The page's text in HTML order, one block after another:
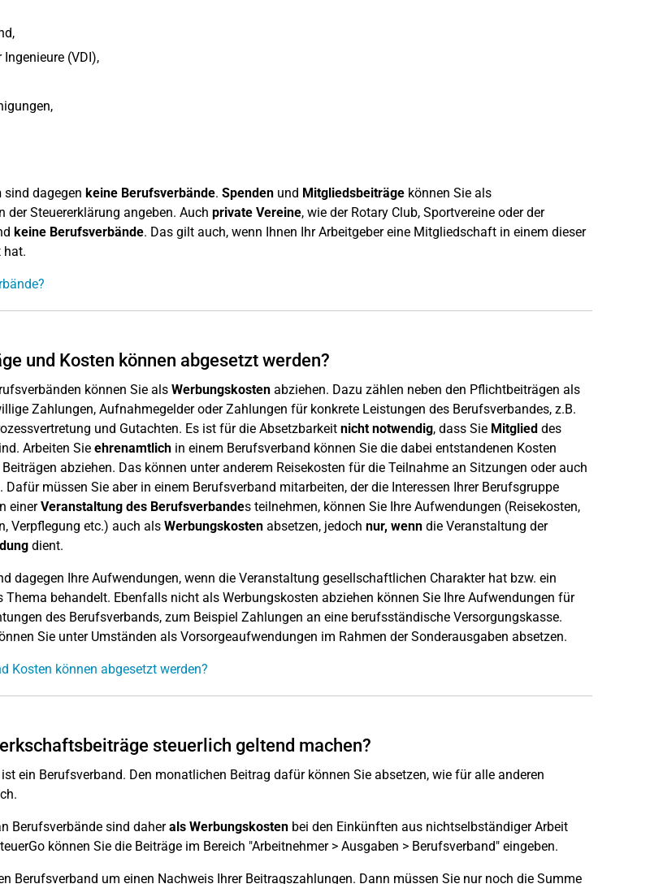
(VDI),
sind dagegen keine Berufsverbände. Spendenund Mitgliedsbeiträgekönnen Sie als
der Steuererklärung angeben. Auch private Vereine, wie der Rotary Club, Sportvereine oder der
keine Berufsverbände. Das gilt auch, wenn Ihnen Ihr Arbeitgeber eine Mitgliedschaft in einem dieser
hat.
und Kosten können abgesetzt werden?
können Sie als Werbungskostenabziehen. Dazu zählen neben den Pflichtbeiträgen als
Zahlungen, Aufnahmegelder oder Zahlungen für konkrete Leistungen des Berufsverbandes, z.B.
und Gutachten. Es ist für die Absetzbarkeit nicht notwendig, dass Sie Mitglieddes
Arbeiten Sie ehrenamtlichin einem Berufsverband können Sie die dabei entstandenen Kosten
abziehen. Das können unter anderem Reisekosten für die Teilnahme an Sitzungen oder auch
Dafür müssen Sie aber in einem Berufsverband mitarbeiten, der die Interessen Ihrer Berufsgruppe
einerVeranstaltung des Berufsverbandes teilnehmen, können Sie Ihre Aufwendungen (Reisekosten,
Verpflegung etc.) auch als Werbungskostenabsetzen, jedoch nur, wenndie Veranstaltung der
dient.
dagegen Ihre Aufwendungen, wenn die Veranstaltung gesellschaftlichen Charakter hat bzw. ein
Thema behandelt. Ebenfalls nicht als Werbungskosten abziehen können Sie Ihre Aufwendungen für
des Berufsverbands, zum Beispiel Zahlungen an eine berufsständische Versorgungskasse.
Sie unter Umständen als Vorsorgeaufwendungen im Rahmen der Sonderausgaben absetzen.
Kosten können abgesetzt werden?
steuerlich geltend machen?
ein Berufsverband. Den monatlichen Beitrag dafür können Sie absetzen, wie für alle anderen
Berufsverbände sind daherals Werbungskostenbei den Einkünften aus nichtselbständiger Arbeit
können Sie die Beiträge im Bereich "Arbeitnehmer > Ausgaben > Berufsverband" eingeben.
Berufsverband um einen Nachweis Ihrer Beitragszahlungen. Dann müssen Sie nur noch die Summe